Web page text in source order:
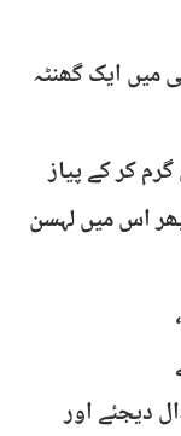
میں ایک گھنٹہ
کر کے پیاز
اس میں لہسن
دیجئے اور